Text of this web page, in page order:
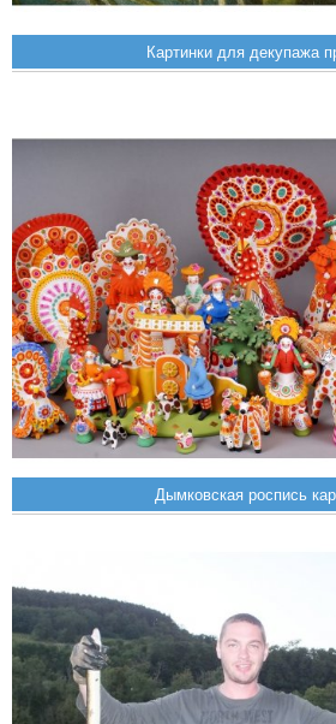
Картинки для декупажа
Дымковская роспись